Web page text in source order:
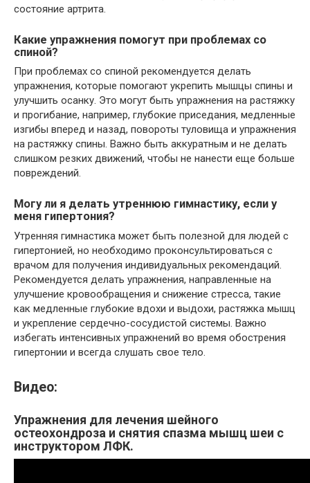
состояние артрита.
Какие упражнения помогут при проблемах со
спиной?
При проблемах со спиной рекомендуется делать
упражнения, которые помогают укрепить мышцы спины и
улучшить осанку. Это могут быть упражнения на растяжку
и прогибание, например, глубокие приседания, медленные
изгибы вперед и назад, повороты туловища и упражнения
на растяжку спины. Важно быть аккуратным и не делать
слишком резких движений, чтобы не нанести еще больше
повреждений.
Могу ли я делать утреннюю гимнастику, если у
меня гипертония?
Утренняя гимнастика может быть полезной для людей с
гипертонией, но необходимо проконсультироваться с
врачом для получения индивидуальных рекомендаций.
Рекомендуется делать упражнения, направленные на
улучшение кровообращения и снижение стресса, такие
как медленные глубокие вдохи и выдохи, растяжка мышц
и укрепление сердечно-сосудистой системы. Важно
избегать интенсивных упражнений во время обострения
гипертонии и всегда слушать свое тело.
Видео:
Упражнения для лечения шейного
остеохондроза и снятия спазма мышц шеи с
инструктором ЛФК.